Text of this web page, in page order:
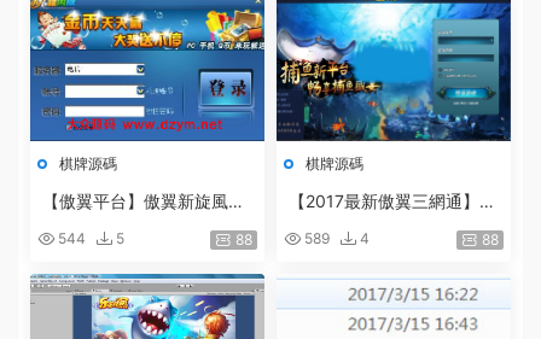
棋牌源碼
【傲翼平台】傲翼新旋風棋
牌遊戲帶手機客戶端全套
544 5 88
棋牌源碼
【2017最新傲翼三網通】2
017最新捕魚源碼17捕魚全
套完整源碼[三網]
589 4 88